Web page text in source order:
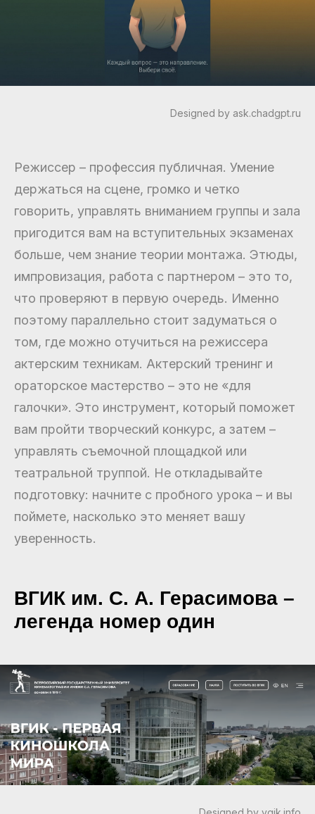
Designed by ask.chadgpt.ru
Режиссер – профессия публичная. Умение
держаться на сцене, громко и четко
говорить, управлять вниманием группы и зала
пригодится вам на вступительных экзаменах
больше, чем знание теории монтажа. Этюды,
импровизация, работа с партнером – это то,
что проверяют в первую очередь. Именно
поэтому параллельно стоит задуматься о
том, где можно отучиться на режиссера
актерским техникам. Актерский тренинг и
ораторское мастерство – это не «для
галочки». Это инструмент, который поможет
вам пройти творческий конкурс, а затем –
управлять съемочной площадкой или
театральной труппой. Не откладывайте
подготовку: начните с пробного урока – и вы
поймете, насколько это меняет вашу
уверенность.
ВГИК им. С. А. Герасимова –
легенда номер один